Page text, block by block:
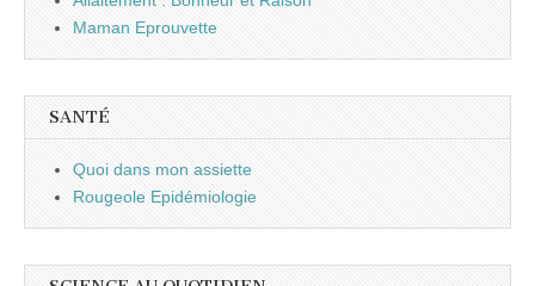
Maman Eprouvette
SANTÉ
Quoi dans mon assiette
Rougeole Epidémiologie